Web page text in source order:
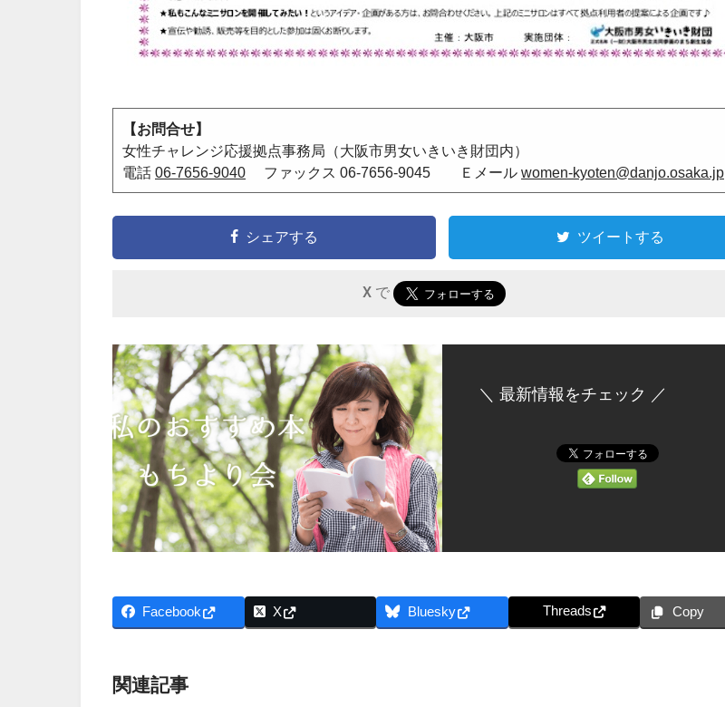
【お問合せ】
女性チャレンジ応援拠点事務局（大阪市男女いきいき財団内）
電話 06-7656-9040 ファックス 06-7656-9045 Ｅメール women-kyoten@danjo.osaka.jp
シェアする ツイートする
X で
＼ 最新情報をチェック ／
Facebook X Bluesky Threads Copy
関連記事